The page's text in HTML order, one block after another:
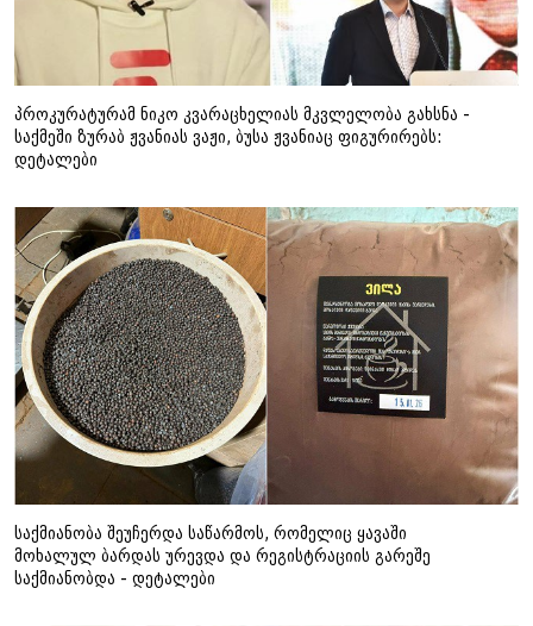
პროკურატურამ ნიკო კვარაცხელიას მკვლელობა გახსნა -
საქმეში ზურაბ ჟვანიას ვაჟი, ბუსა ჟვანიაც ფიგურირებს:
დეტალები
საქმიანობა შეუჩერდა საწარმოს, რომელიც ყავაში
მოხალულ ბარდას ურევდა და რეგისტრაციის გარეშე
საქმიანობდა - დეტალები